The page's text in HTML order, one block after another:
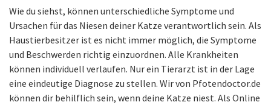
Wie du siehst, können unterschiedliche Symptome und
Ursachen für das Niesen deiner Katze verantwortlich sein. Als
Haustierbesitzer ist es nicht immer möglich, die Symptome
und Beschwerden richtig einzuordnen. Alle Krankheiten
können individuell verlaufen. Nur ein Tierarzt ist in der Lage
eine eindeutige Diagnose zu stellen. Wir von Pfotendoctor.de
können dir behilflich sein, wenn deine Katze niest. Als Online